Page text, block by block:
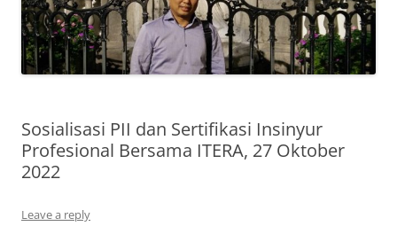
Sosialisasi PII dan Sertifikasi Insinyur
Profesional Bersama ITERA, 27 Oktober
2022
Leave a reply